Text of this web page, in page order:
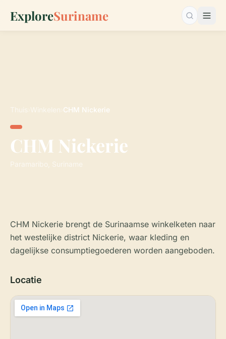
ExploreSuriname Zoeken…
Thuis Winkelen CHM Nickerie
CHM Nickerie
Paramaribo, Suriname
CHM Nickerie brengt de Surinaamse winkelketen naar
het westelijke district Nickerie, waar kleding en
dagelijkse consumptiegoederen worden aangeboden.
Locatie